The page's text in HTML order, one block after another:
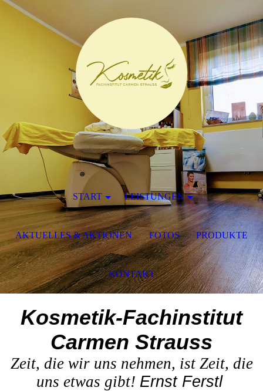
Kosmetik-Fachinstitut
Carmen Strauss
Zeit, die wir uns nehmen, ist Zeit, die
uns etwas gibt! Ernst Ferstl
START LEISTUNGEN
AKTUELLES & AKTIONEN FOTOS PRODUKTE
KONTAKT